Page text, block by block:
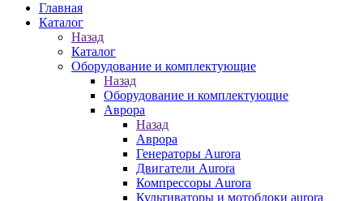
Главная
Каталог
Назад
Каталог
Оборудование и комплектующие
Назад
Оборудование и комплектующие
Аврора
Назад
Аврора
Генераторы Aurora
Двигатели Aurora
Компрессоры Aurora
Культиваторы и мотоблоки aurora